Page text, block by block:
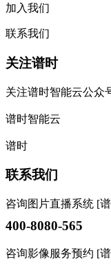
加入我们
联系我们
关注谱时
关注谱时智能云公众
谱时智能云
谱时
联系我们
咨询图片直播系统 [
400-8080-565
咨询影像服务预约 [